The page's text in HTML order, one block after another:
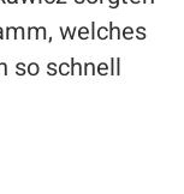
welches
so schnell